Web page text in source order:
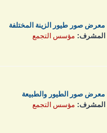
معرض صور طيور الزينة المختلفة
المشرف: مؤسس التجمع
معرض صور الطيور والطبيعة
المشرف: مؤسس التجمع